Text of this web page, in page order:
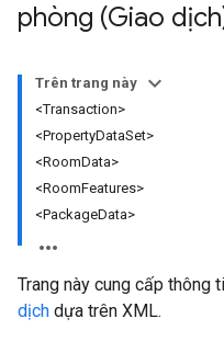
phòng (Giao
Trên trang này
<Transaction>
<PropertyDataSet>
<RoomData>
<RoomFeatures>
<PackageData>
Trang này cung cấp thông
dịch dựa trên XML.